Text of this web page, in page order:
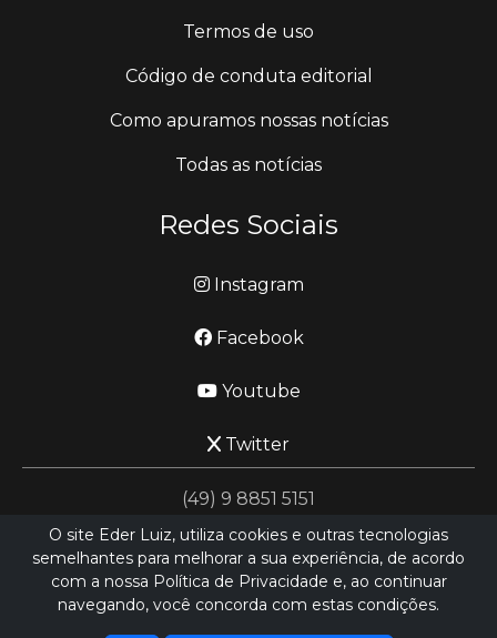
Termos de uso
Código de conduta editorial
Como apuramos nossas notícias
Todas as notícias
Redes Sociais
Instagram
Facebook
Youtube
Twitter
(49) 9 8851 5151
jornalismo@ederluiz.com.vc
O site Eder Luiz, utiliza cookies e outras tecnologias
semelhantes para melhorar a sua experiência, de acordo
com a nossa Política de Privacidade e, ao continuar
navegando, você concorda com estas condições.